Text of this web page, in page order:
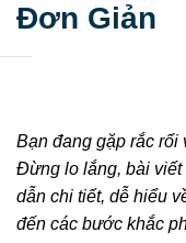
Đơn Giản
Bạn đang gặp rắc rối
Đừng lo lắng, bài viết
dẫn chi tiết, dễ hiểu
đến các bước khắc